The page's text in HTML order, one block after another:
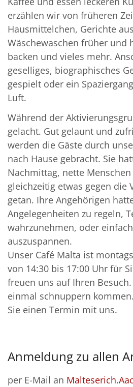
erzählen wir von früheren
Hausmittelchen, Gerichte
Wäschewaschen früher und
backen und vieles mehr.
geselliges, biographisches
gespielt oder ein
Luft.
Während der
gelacht. Gut gelaunt und
werden die Gäste durch
nach Hause gebracht. Sie
Nachmittag, nette
gleichzeitig etwas gegen die
getan. Ihre Angehörigen
Angelegenheiten zu regeln,
wahrzunehmen, oder
auszuspannen.
Unser Café Malta ist
von 14:30 bis 17:00 Uhr für
freuen uns auf Ihren
einmal schnuppern
Sie einen Termin mit uns.
Anmeldung zu allen
per E-Mail an